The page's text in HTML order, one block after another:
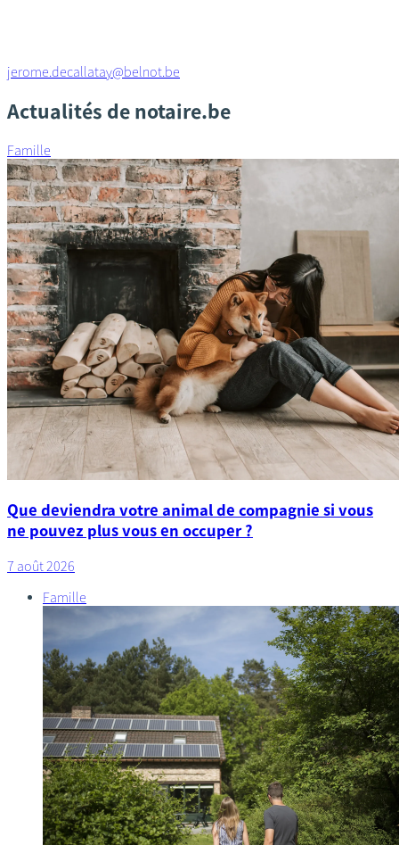
jerome.decallatay@belnot.be
Actualités de notaire.be
Famille
Que deviendra votre animal de compagnie si vous
ne pouvez plus vous en occuper ?
7 août 2026
Famille